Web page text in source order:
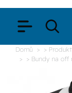
Domů >
> Bundy na